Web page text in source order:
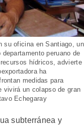
su oficina en Santiago,
peruano de
hídricos, advierte
ha
medidas para
vivirá un colapso de gran
Echegaray
subterránea y